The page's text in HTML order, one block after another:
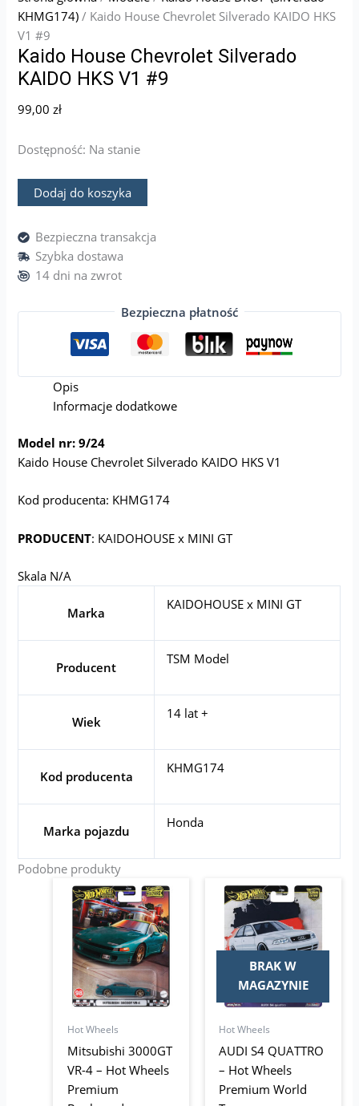
KHMG174) / Kaido House Chevrolet Silverado KAIDO HKS
V1 #9
Kaido House Chevrolet Silverado
KAIDO HKS V1 #9
99,00zł
Dostępność: Na stanie
Dodaj do koszyka
Bezpieczna transakcja
Szybka dostawa
14 dni na zwrot
Bezpieczna płatność
Opis
Informacje dodatkowe
Model nr: 9/24
Kaido House Chevrolet Silverado KAIDO HKS V1
Kod producenta: KHMG174
PRODUCENT: KAIDOHOUSE x MINI GT
Skala N/A
Marka
KAIDOHOUSE x MINI GT
Producent
TSM Model
Wiek
14 lat +
Kod producenta
KHMG174
Marka pojazdu
Honda
Podobne produkty
Hot Wheels
Mitsubishi 3000GT
VR-4 – Hot Wheels
Premium
Pierwotna
cena
wynosiła:
48,00 zł.
Aktualna
cena
wynosi:
34,95 zł.
BRAK W
MAGAZYNIE
Hot Wheels
AUDI S4 QUATTRO
– Hot Wheels
Premium World